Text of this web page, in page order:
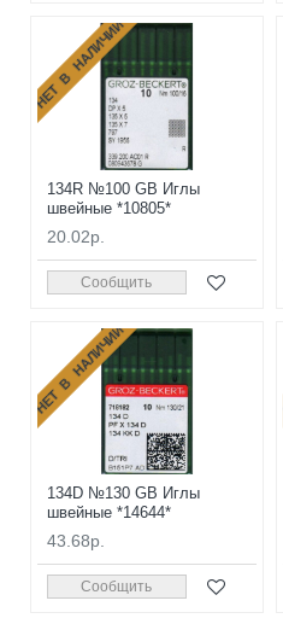
НЕТ В НАЛИЧИИ
134R №100 GB Иглы
швейные *10805*
20.02р.
Сообщить
НЕТ В НАЛИЧИИ
134D №130 GB Иглы
швейные *14644*
43.68р.
Сообщить